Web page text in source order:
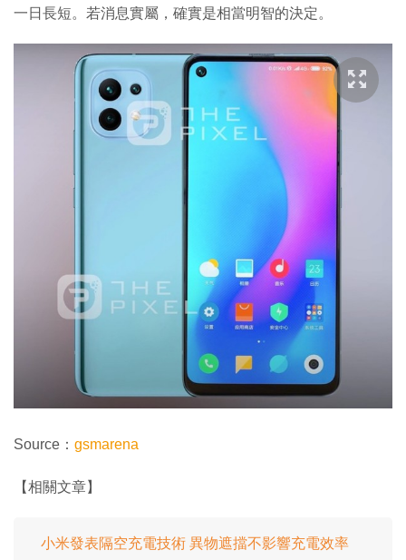
一日長短。若消息實屬，確實是相當明智的決定。
Source： gsmarena
【相關文章】
小米發表隔空充電技術 異物遮擋不影響充電效率